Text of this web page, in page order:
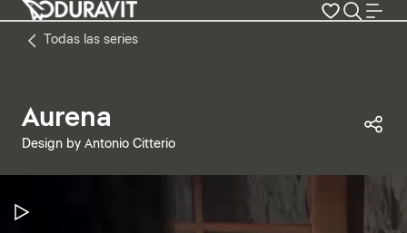
Todas las series
Aurena
Design by Antonio Citterio
Pausar vídeo